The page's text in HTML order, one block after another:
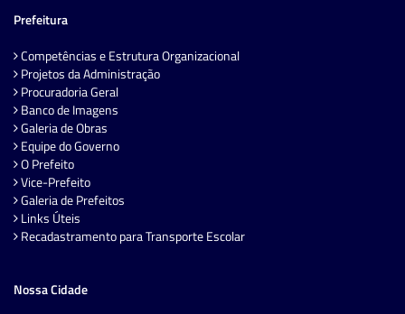
Prefeitura
Competências e Estrutura Organizacional
Projetos da Administração
Procuradoria Geral
Banco de Imagens
Galeria de Obras
Equipe do Governo
O Prefeito
Vice-Prefeito
Galeria de Prefeitos
Links Úteis
Recadastramento para Transporte Escolar
Nossa Cidade